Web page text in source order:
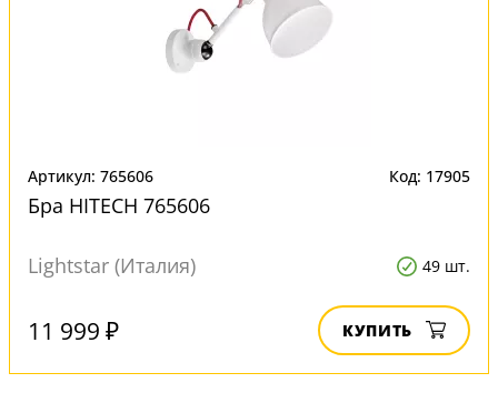
Артикул: 765606 Код: 17905
Бра HITECH 765606
Lightstar (Италия) 49 шт.
11 999 ₽ КУПИТЬ